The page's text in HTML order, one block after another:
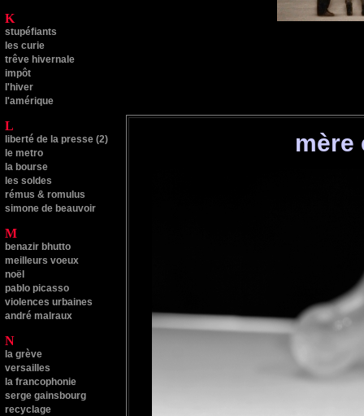
K
stupéfiants
les curie
trêve hivernale
impôt
l'hiver
l'amérique
L
liberté de la presse (2)
le metro
la bourse
les soldes
rémus & romulus
simone de beauvoir
M
benazir bhutto
meilleurs voeux
noël
pablo picasso
violences urbaines
andré malraux
N
la grève
versailles
la francophonie
serge gainsbourg
recyclage
mère